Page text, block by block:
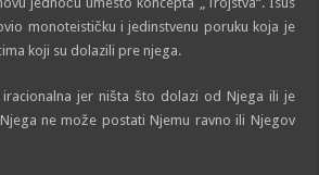
monoteističku i jedinstvenu poruku koja je
koji su dolazili pre njega.
iracionalna jer ništa što dolazi od Njega ili je
ne može postati Njemu ravno ili Njegov